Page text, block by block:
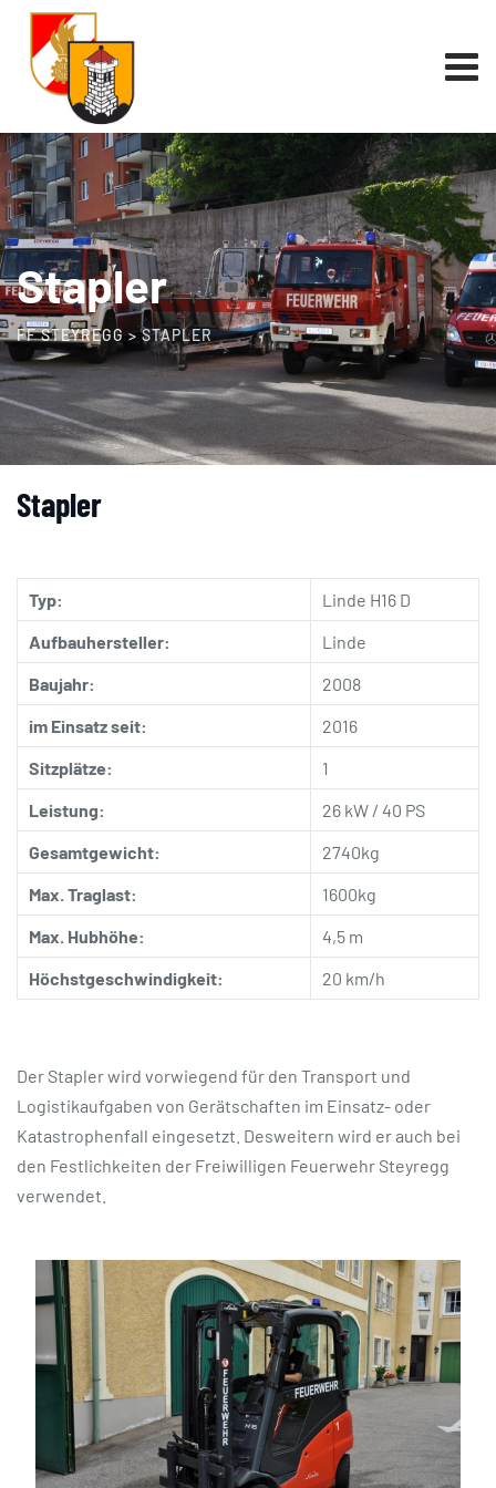
Stapler
FF STEYREGG >STAPLER
Stapler
Typ:
Linde H16 D
Aufbauhersteller:
Linde
Baujahr:
2008
im Einsatz seit:
2016
Sitzplätze:
1
Leistung:
26 kW / 40 PS
Gesamtgewicht:
2740kg
Max. Traglast:
1600kg
Max. Hubhöhe:
4,5 m
Höchstgeschwindigkeit:
20 km/h
Der Stapler wird vorwiegend für den Transport und
Logistikaufgaben von Gerätschaften im Einsatz- oder
Katastrophenfall eingesetzt. Desweitern wird er auch bei
den Festlichkeiten der Freiwilligen Feuerwehr Steyregg
verwendet.